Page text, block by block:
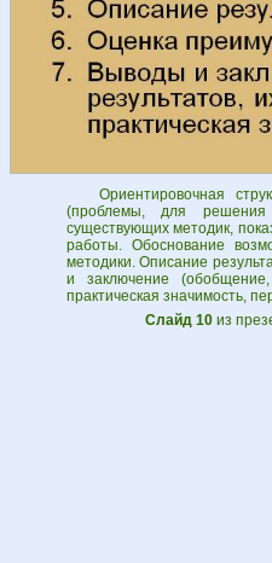
Ориентировочная
(проблемы, для решения
существующих методик,
работы. Обоснование
методики. Описание
и заключение
практическая значимость,
Слайд 10из